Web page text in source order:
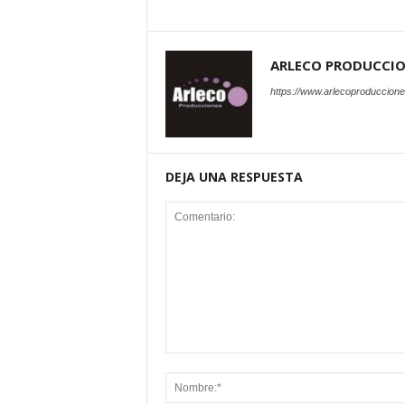
ARLECO
https://
DEJA UNA RESPUESTA